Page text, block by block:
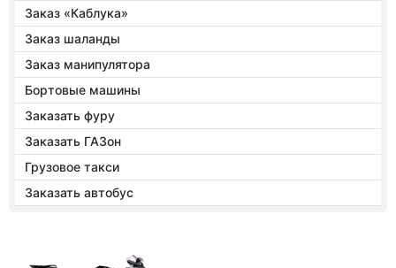
Заказ «Каблука»
Заказ шаланды
Заказ манипулятора
Бортовые машины
Заказать фуру
Заказать ГАЗон
Грузовое такси
Заказать автобус